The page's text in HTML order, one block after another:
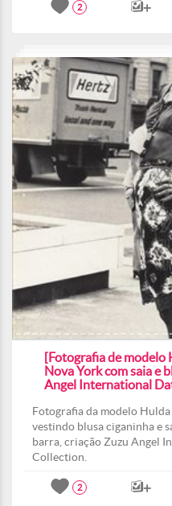
2
[Fotografia de modelo
Nova York com saia e
Angel International
Fotografia da modelo
vestindo blusa ciganinha e
barra, criação Zuzu Angel
Collection.
2